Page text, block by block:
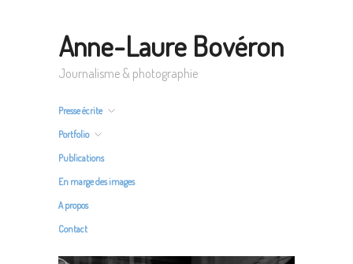
Anne-Laure Bovéron
Journalisme & photographie
Presse écrite
Portfolio
Publications
En marge des images
A propos
Contact